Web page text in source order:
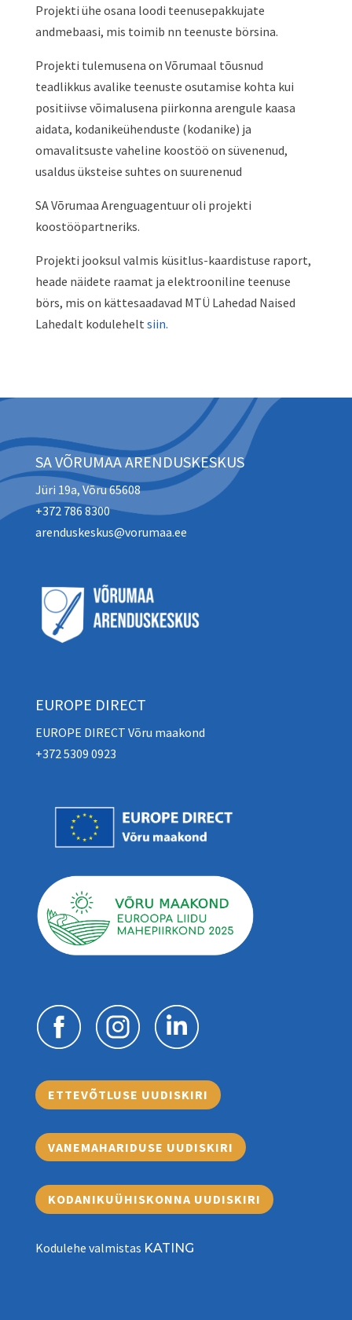
Projekti ühe osana loodi teenusepakkujate
andmebaasi, mis toimib nn teenuste börsina.
Projekti tulemusena on Võrumaal tõusnud
teadlikkus avalike teenuste osutamise kohta kui
positiivse võimalusena piirkonna arengule kaasa
aidata, kodanikeühenduste (kodanike) ja
omavalitsuste vaheline koostöö on süvenenud,
usaldus üksteise suhtes on suurenenud
SA Võrumaa Arenguagentuur oli projekti
koostööpartneriks.
Projekti jooksul valmis küsitlus-kaardistuse raport,
heade näidete raamat ja elektrooniline teenuse
börs, mis on kättesaadavad MTÜ Lahedad Naised
Lahedalt kodulehelt siin.
SA VÕRUMAA ARENDUSKESKUS
Jüri 19a, Võru 65608
+372 786 8300
arenduskeskus@vorumaa.ee
EUROPE DIRECT
EUROPE DIRECT Võru maakond
+372 5309 0923
ETTEVÕTLUSE UUDISKIRI
VANEMAHARIDUSE UUDISKIRI
KODANIKUÜHISKONNA UUDISKIRI
Kodulehe valmistas KATING